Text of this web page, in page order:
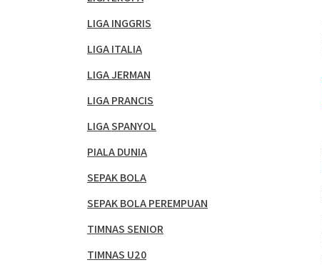
LIGA INGGRIS
LIGA ITALIA
LIGA JERMAN
LIGA PRANCIS
LIGA SPANYOL
PIALA DUNIA
SEPAK BOLA
SEPAK BOLA PEREMPUAN
TIMNAS SENIOR
TIMNAS U20